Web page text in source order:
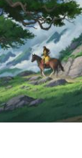
成支付二维码...